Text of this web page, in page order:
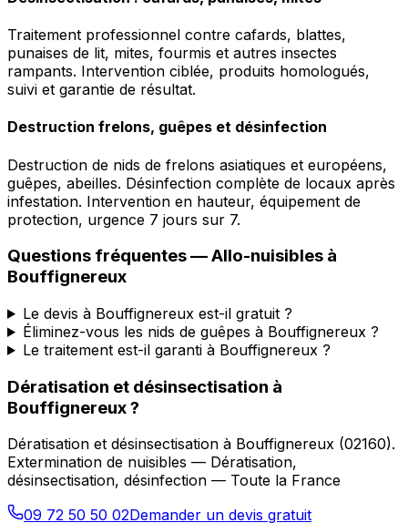
Traitement professionnel contre cafards, blattes,
punaises de lit, mites, fourmis et autres insectes
rampants. Intervention ciblée, produits homologués,
suivi et garantie de résultat.
Destruction frelons, guêpes et désinfection
Destruction de nids de frelons asiatiques et européens,
guêpes, abeilles. Désinfection complète de locaux après
infestation. Intervention en hauteur, équipement de
protection, urgence 7 jours sur 7.
Questions fréquentes —Allo-nuisibles à
Bouffignereux
Le devis à Bouffignereux est-il gratuit ?
Éliminez-vous les nids de guêpes à Bouffignereux ?
Le traitement est-il garanti à Bouffignereux ?
Dératisation et désinsectisation à
Bouffignereux?
Dératisation et désinsectisation à Bouffignereux (02160).
Extermination de nuisibles — Dératisation,
désinsectisation, désinfection — Toute la France
09 72 50 50 02Demander un devis gratuit